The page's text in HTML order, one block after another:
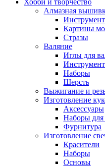
Хобби и творчество
Алмазная
Картины
Стразы
Валяние
Иглы для
Наборы
Шерсть
Выжигание и
Изготовление
Аксессуары
Наборы
Фурнитура
Изготовление
Красители
Наборы
Основы